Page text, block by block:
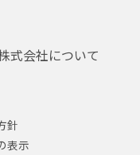
式会社について
針
表示